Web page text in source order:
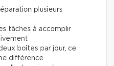
plusieurs
tâches à accomplir
boîtes par jour, ce
différence